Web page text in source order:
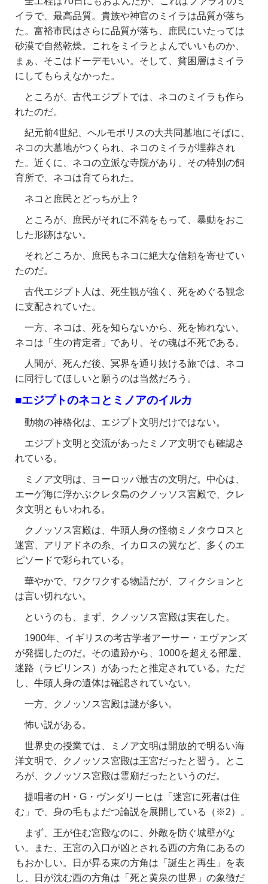
イラで、最高品質。貴族や神官のミイラは品質が落ち
た。富裕市民はさらに品質が落ち、庶民にいたっては
砂漠で自然乾燥。これをミイラとよんでいいものか、
まぁ、そこはドーデモいい。そして、貧困層はミイラ
にしてもらえなかった。
ところが、古代エジプトでは、ネコのミイラも作ら
れたのだ。
紀元前4世紀、ヘルモポリスの大共同墓地にそばに、
ネコの大墓地がつくられ、ネコのミイラが埋葬され
た。近くに、ネコの立派な寺院があり、その特別の飼
育所で、ネコは育てられた。
ネコと庶民とどっちが上？
ところが、庶民がそれに不満をもって、暴動をおこ
した形跡はない。
それどころか、庶民もネコに絶大な信頼を寄せてい
たのだ。
古代エジプト人は、死生観が強く、死をめぐる観念
に支配されていた。
一方、ネコは、死を知らないから、死を怖れない。
ネコは「生の肯定者」であり、その魂は不死である。
人間が、死んだ後、冥界を通り抜ける旅では、ネコ
に同行してほしいと願うのは当然だろう。
■エジプトのネコとミノアのイルカ
動物の神格化は、エジプト文明だけではない。
エジプト文明と交流があったミノア文明でも確認さ
れている。
ミノア文明は、ヨーロッパ最古の文明だ。中心は、
エーゲ海に浮かぶクレタ島のクノッソス宮殿で、クレ
タ文明ともいわれる。
クノッソス宮殿は、牛頭人身の怪物ミノタウロスと
迷宮、アリアドネの糸、イカロスの翼など、多くのエ
ピソードで彩られている。
華やかで、ワクワクする物語だが、フィクションと
は言い切れない。
というのも、まず、クノッソス宮殿は実在した。
1900年、イギリスの考古学者アーサー・エヴァンズ
が発掘したのだ。その遺跡から、1000を超える部屋、
迷路（ラビリンス）があったと推定されている。ただ
し、牛頭人身の遺体は確認されていない。
一方、クノッソス宮殿は謎が多い。
怖い説がある。
世界史の授業では、ミノア文明は開放的で明るい海
洋文明で、クノッソス宮殿は王宮だったと習う。とこ
ろが、クノッソス宮殿は霊廟だったというのだ。
提唱者のH・G・ヴンダリーヒは 「迷宮に死者は住
む」で、身の毛もよだつ論説を展開している（※2）。
まず、王が住む宮殿なのに、外敵を防ぐ城壁がな
い。また、王宮の入口が凶とされる西の方角にあるの
もおかしい。日が昇る東の方角は「誕生と再生」を表
し、日が沈む西の方角は「死と黄泉の世界」の象徴だ